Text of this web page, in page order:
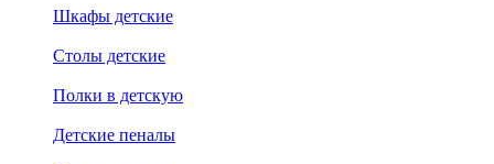
Шкафы детские
Столы детские
Полки в детскую
Детские пеналы